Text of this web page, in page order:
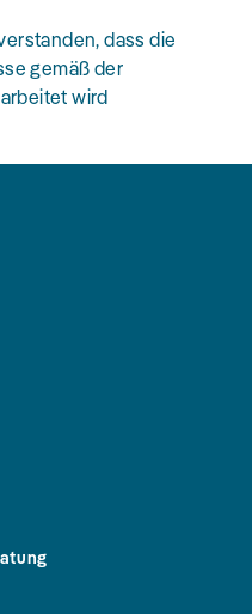
dass die
gemäß der
wird